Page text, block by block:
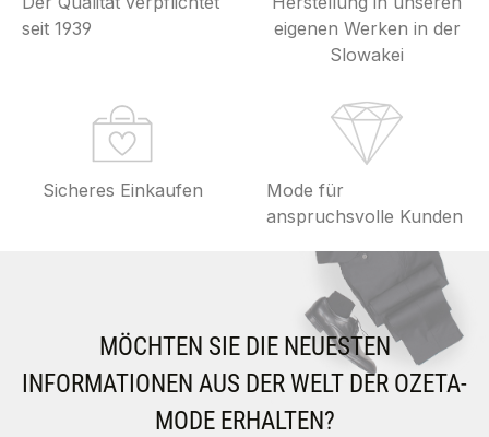
seit 1939
eigenen Werken in der
Slowakei
Sicheres Einkaufen
Mode für
anspruchsvolle Kunden
MÖCHTEN SIE DIE NEUESTEN
INFORMATIONEN AUS DER WELT DER OZETA-
MODE ERHALTEN?